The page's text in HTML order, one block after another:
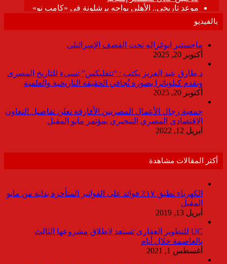
بالفيديو
ماجستير ابوغزاله تحت القصف الإسرائيلى
أكتوبر 20, 2025
د.طارق عبد العزيز يكتب : “نتفليكس” تسىء للتاريخ المصرى
وتقدم كيلوباترا بصورة تُجافي الحقيقة التاريخية والعلمية
أكتوبر 20, 2025
جمعية رجال الأعمال المصريين الأفارقة تعلن تفاصيل التعاون
الاقتصادي المصري النيجيري بمؤتمر مايو المقبل
أبريل 12, 2022
أكثر المقالات مشاهدة
الكهرباء تطبق ١٧٪ فوائد على الفواتير المتأخرة بداية من مايو
المقبل
أبريل 13, 2019
UC للتطوير العقارى تستعد لاطلاق مشروعها الثالث
بالعاصمة خلال أيام
أغسطس 1, 2021